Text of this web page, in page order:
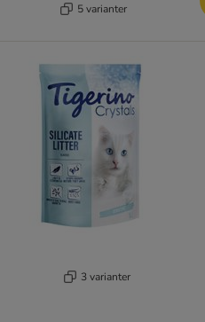
5 varianter
3 varianter